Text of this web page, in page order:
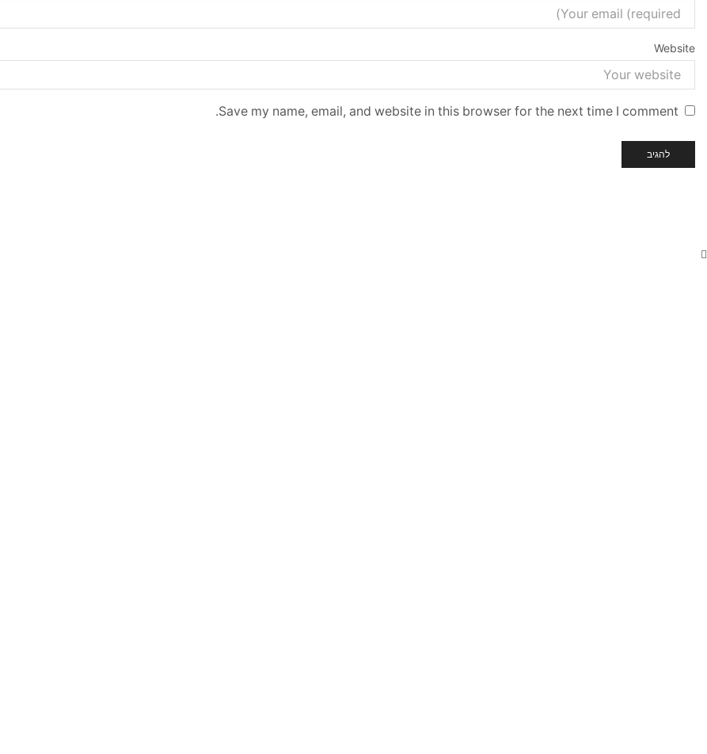
Website
Save my name, email, and website in this browser for the next time I comment.